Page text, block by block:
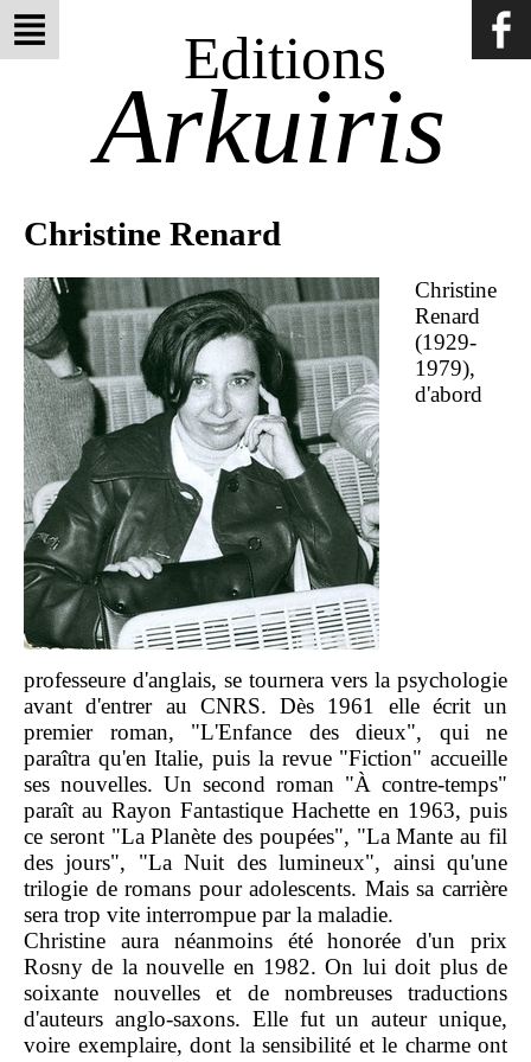
Editions
Arkuiris
Christine Renard
Christine
Renard
(1929-
1979),
d'abord
professeure d'anglais, se tournera vers la psychologie
avant d'entrer au CNRS. Dès 1961 elle écrit un
premier roman, "L'Enfance des dieux", qui ne
paraîtra qu'en Italie, puis la revue "Fiction" accueille
ses nouvelles. Un second roman "À contre-temps"
paraît au Rayon Fantastique Hachette en 1963, puis
ce seront "La Planète des poupées", "La Mante au fil
des jours", "La Nuit des lumineux", ainsi qu'une
trilogie de romans pour adolescents. Mais sa carrière
sera trop vite interrompue par la maladie.
Christine aura néanmoins été honorée d'un prix
Rosny de la nouvelle en 1982. On lui doit plus de
soixante nouvelles et de nombreuses traductions
d'auteurs anglo-saxons. Elle fut un auteur unique,
voire exemplaire, dont la sensibilité et le charme ont